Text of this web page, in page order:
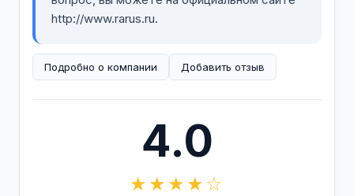
http://www.rarus.ru.
Подробно о компании Добавить отзыв
4.0
★★★★☆